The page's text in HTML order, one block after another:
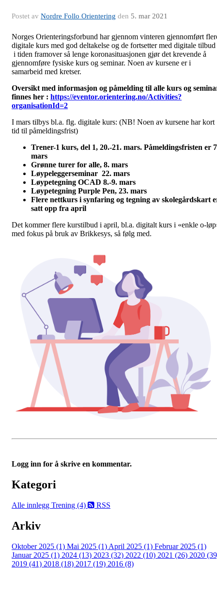
Postet av Nordre Follo Orientering den 5. mar 2021
Norges Orienteringsforbund har gjennom vinteren gjennomført
digitale kurs med god deltakelse og de fortsetter med digitale tilbud
i tiden framover så lenge koronasituasjonen gjør det krevende å
gjennomføre fysiske kurs og seminar. Noen av kursene er i
samarbeid med kretser.
Oversikt med informasjon og påmelding til alle kurs og
finnes her : https://eventor.orientering.no/Activities?
organisationId=2
I mars tilbys bl.a. flg. digitale kurs: (NB! Noen av kursene har kort
tid til påmeldingsfrist)
Trener-1 kurs, del 1, 20.-21. mars. Påmeldingsfristen er
mars
Grønne turer for alle, 8. mars
Løypeleggerseminar 22. mars
Løypetegning OCAD 8.-9. mars
Løypetegning Purple Pen, 23. mars
Flere nettkurs i synfaring og tegning av skolegårdskart
satt opp fra april
Det kommer flere kurstilbud i april, bl.a. digitalt kurs i «enkle o-
med fokus på bruk av Brikkesys, så følg med.
Logg inn for å skrive en kommentar.
Kategori
Alle innlegg Trening (4) RSS
Arkiv
Oktober 2025 (1) Mai 2025 (1) April 2025 (1) Februar 2025 (1)
Januar 2025 (1) 2024 (13) 2023 (32) 2022 (10) 2021 (26) 2020
2019 (41) 2018 (18) 2017 (19) 2016 (8)